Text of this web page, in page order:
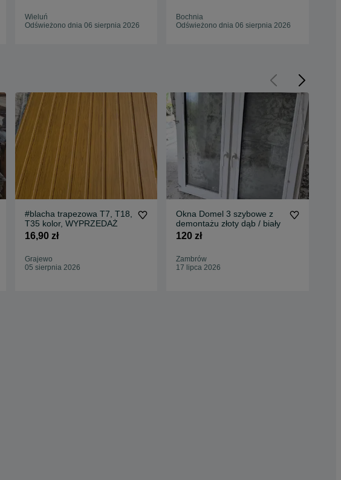
Wieluń
Odświeżono dnia 06 sierpnia 2026
Bochnia
Odświeżono dnia 06 sierpnia 2026
#blacha trapezowa T7, T18,
T35 kolor, WYPRZEDAŻ
16,90 zł
Grajewo
05 sierpnia 2026
Okna Domel 3 szybowe z
demontażu złoty dąb / biały
120 zł
Zambrów
17 lipca 2026